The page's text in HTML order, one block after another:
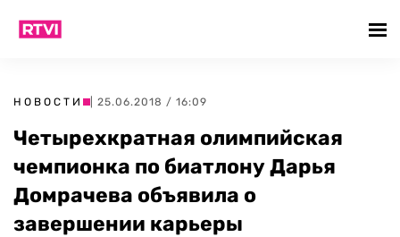
НОВОСТИ | 25.06.2018 / 16:09
Четырехкратная олимпийская
чемпионка по биатлону Дарья
Домрачева объявила о
завершении карьеры